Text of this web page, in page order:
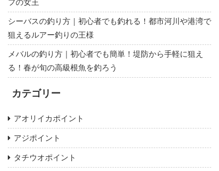
フの女王
シーバスの釣り方｜初心者でも釣れる！都市河川や港湾で
狙えるルアー釣りの王様
メバルの釣り方｜初心者でも簡単！堤防から手軽に狙え
る！春が旬の高級根魚を釣ろう
カテゴリー
アオリイカポイント
アジポイント
タチウオポイント